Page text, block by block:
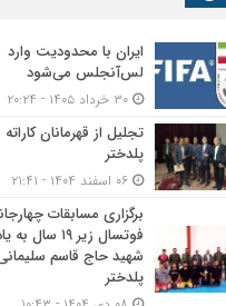
ایران با محدودیت وارد
لس‌آنجلس می‌شود
تجلیل از قهرمانان کاراته
پلدختر
برگزاری مسابقات
فوتسال زیر ۱۹ سال به
شهید حاج قاسم
پلدختر